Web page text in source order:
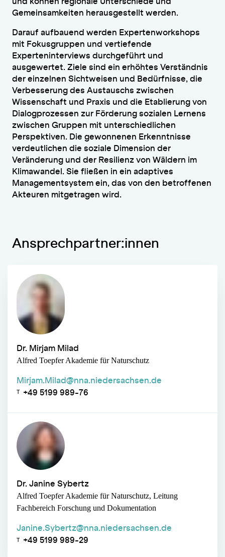
Gemeinsamkeiten herausgestellt werden.
Darauf aufbauend werden Expertenworkshops
mit Fokusgruppen und vertiefende
Experteninterviews durchgeführt und
ausgewertet. Ziele sind ein erhöhtes Verständnis
der einzelnen Sichtweisen und Bedürfnisse, die
Verbesserung des Austauschs zwischen
Wissenschaft und Praxis und die Etablierung von
Dialogprozessen zur Förderung sozialen Lernens
zwischen Gruppen mit unterschiedlichen
Perspektiven. Die gewonnenen Erkenntnisse
verdeutlichen die soziale Dimension der
Veränderung und der Resilienz von Wäldern im
Klimawandel. Sie fließen in ein adaptives
Managementsystem ein, das von den betroffenen
Akteuren mitgetragen wird.
Ansprechpartner:innen
Dr. Mirjam Milad
Alfred Toepfer Akademie für Naturschutz
Mirjam.Milad@nna.niedersachsen.de
+49 5199 989-76
Dr. Janine Sybertz
Alfred Toepfer Akademie für Naturschutz, Leitung
Fachbereich Forschung und Dokumentation
Janine.Sybertz@nna.niedersachsen.de
+49 5199 989-29